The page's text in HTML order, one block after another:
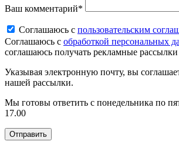
Ваш комментарий*
Соглашаюсь c пользовательским
Соглашаюсь c обработкой персональных
соглашаюсь получать рекламные рассылки
Указывая электронную почту, вы
нашей рассылки.
Мы готовы ответить с понедельника по
17.00